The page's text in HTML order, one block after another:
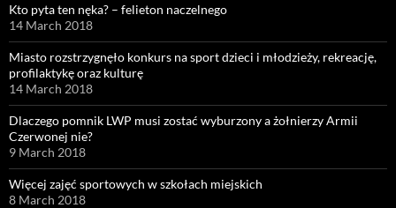
Kto pyta ten nęka? – felieton naczelnego
14 March 2018
Miasto rozstrzygnęło konkurs na sport dzieci i młodzieży, rekreację,
profilaktykę oraz kulturę
14 March 2018
Dlaczego pomnik LWP musi zostać wyburzony a żołnierzy Armii
Czerwonej nie?
9 March 2018
Więcej zajęć sportowych w szkołach miejskich
8 March 2018